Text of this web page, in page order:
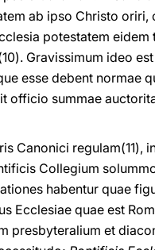
ab ipso Christo
potestatem
Gravissimum ideo
esse debent normae
officio summae
Canonici regulam(11),
Collegium
habentur quae
Ecclesiae quae est
presbyteralium et